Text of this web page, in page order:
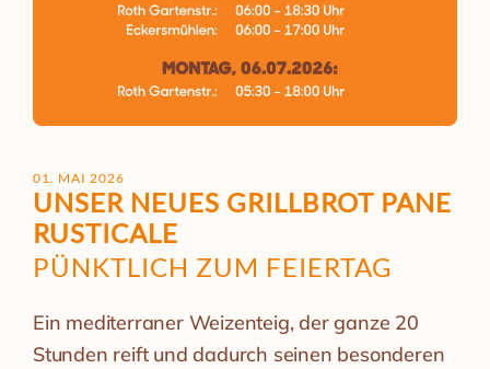
01. MAI 2026
UNSER NEUES GRILLBROT PANE
RUSTICALE
PÜNKTLICH ZUM FEIERTAG
Ein mediterraner Weizenteig, der ganze 20
Stunden reift und dadurch seinen besonderen